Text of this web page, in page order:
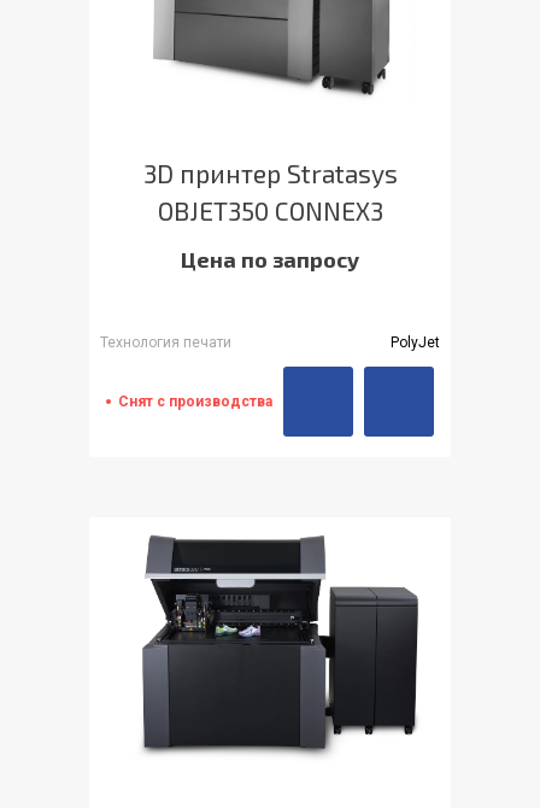
3D принтер Stratasys
OBJET350 CONNEX3
Цена по запросу
Технология печати PolyJet
Снят с производства